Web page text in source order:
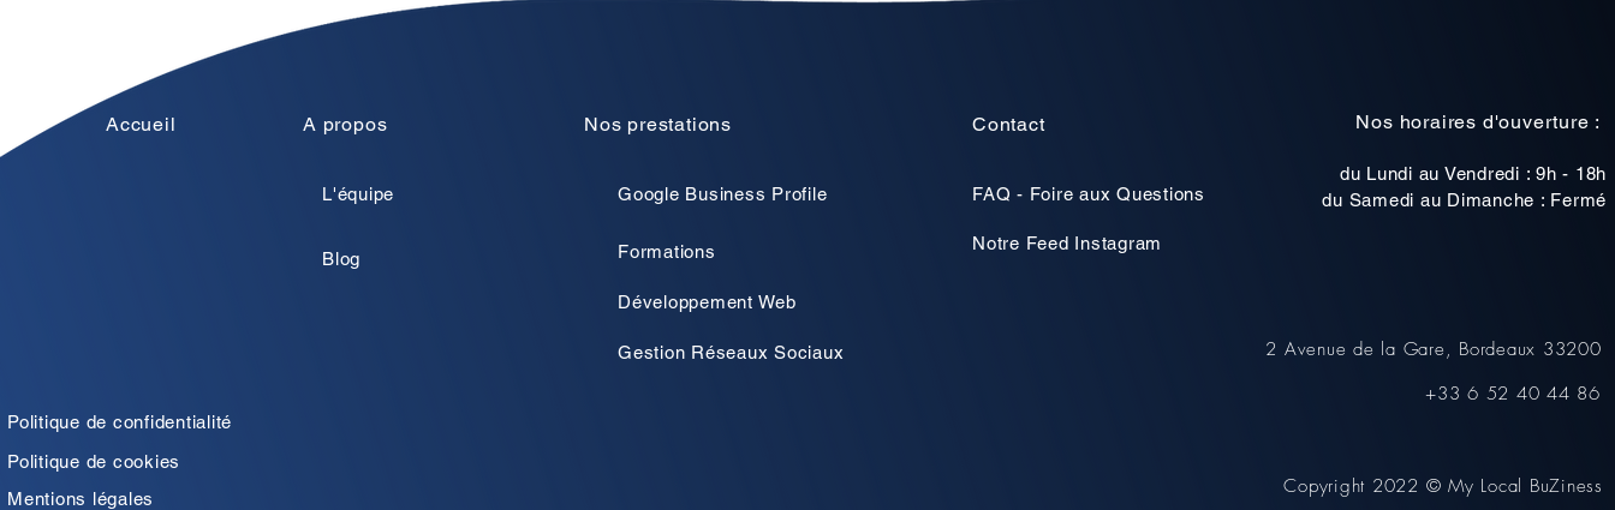
Accueil A propos
L'équipe
Blog
Nos prestations
Google Business Profile
Formations
Contact
FAQ - Foire aux Questions
Notre Feed Instagram
Nos horaires d'ouverture :
du Lundi au Vendredi : 9h - 18h
du Samedi au Dimanche : Fermé
Développement Web
Gestion Réseaux Sociaux
2 Avenue de la Gare, Bordeaux 33200
+33 6 52 40 44 86
Politique de confidentialité
Politique de cookies
Mentions légales
Copyright 2022 © My Local BuZiness